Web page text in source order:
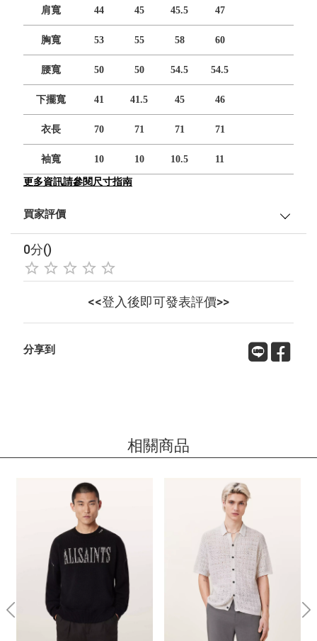
肩寬 44 45 45.5 47
胸寬 53 55 58 60
腰寬 50 50 54.5 54.5
下擺寬 41 41.5 45 46
衣長 70 71 71 71
袖寬 10 10 10.5 11
更多資訊請參閱尺寸指南
買家評價
0分()
<<登入後即可發表評價>>
分享到
相關商品